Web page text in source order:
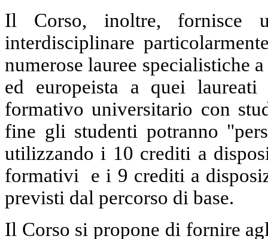
Il Corso, inoltre, fornisce
interdisciplinare
numerose lauree specialistiche
ed europeista a quei
formativo universitario con
fine gli studenti potranno
utilizzando i 10 crediti a
formativi e i 9 crediti a
previsti dal percorso di base.
Il Corso si propone di fornire